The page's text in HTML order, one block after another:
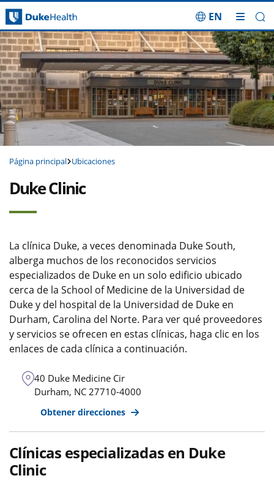
Saltar navegación
EN
Página principal Ubicaciones
Duke Clinic
La clínica Duke, a veces denominada Duke South,
alberga muchos de los reconocidos servicios
especializados de Duke en un solo edificio ubicado
cerca de la School of Medicine de la Universidad de
Duke y del hospital de la Universidad de Duke en
Durham, Carolina del Norte. Para ver qué proveedores
y servicios se ofrecen en estas clínicas, haga clic en los
enlaces de cada clínica a continuación.
40 Duke Medicine Cir
Durham, NC 27710-4000
Obtener direcciones
Clínicas especializadas en Duke
Clinic